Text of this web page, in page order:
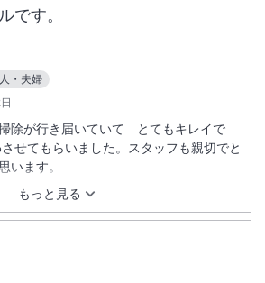
です。
・夫婦
もっと見る
除が行き届いていて とてもキレイで
せてもらいました。スタッフも親切でと
います。